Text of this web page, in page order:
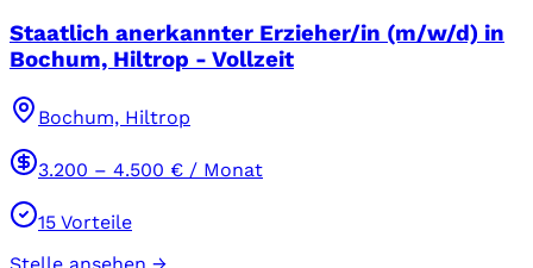
Staatlich anerkannter Erzieher/in (m/w/d) in
Bochum, Hiltrop - Vollzeit
Bochum, Hiltrop
3.200 – 4.500 € / Monat
15 Vorteile